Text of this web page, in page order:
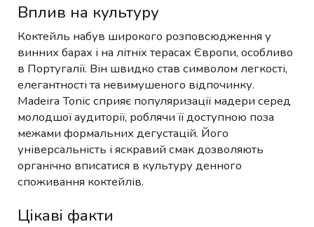
Вплив на культуру
Коктейль набув широкого розповсюдження у
винних барах і на літніх терасах Європи, особливо
в Португалії. Він швидко став символом легкості,
елегантності та невимушеного відпочинку.
Madeira Tonic сприяє популяризації мадери серед
молодшої аудиторії, роблячи її доступною поза
межами формальних дегустацій. Його
універсальність і яскравий смак дозволяють
органічно вписатися в культуру денного
споживання коктейлів.
Цікаві факти